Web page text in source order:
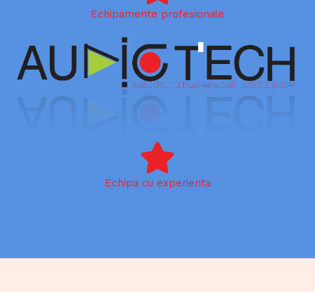
Echipamente profesionale
Echipa cu experienta